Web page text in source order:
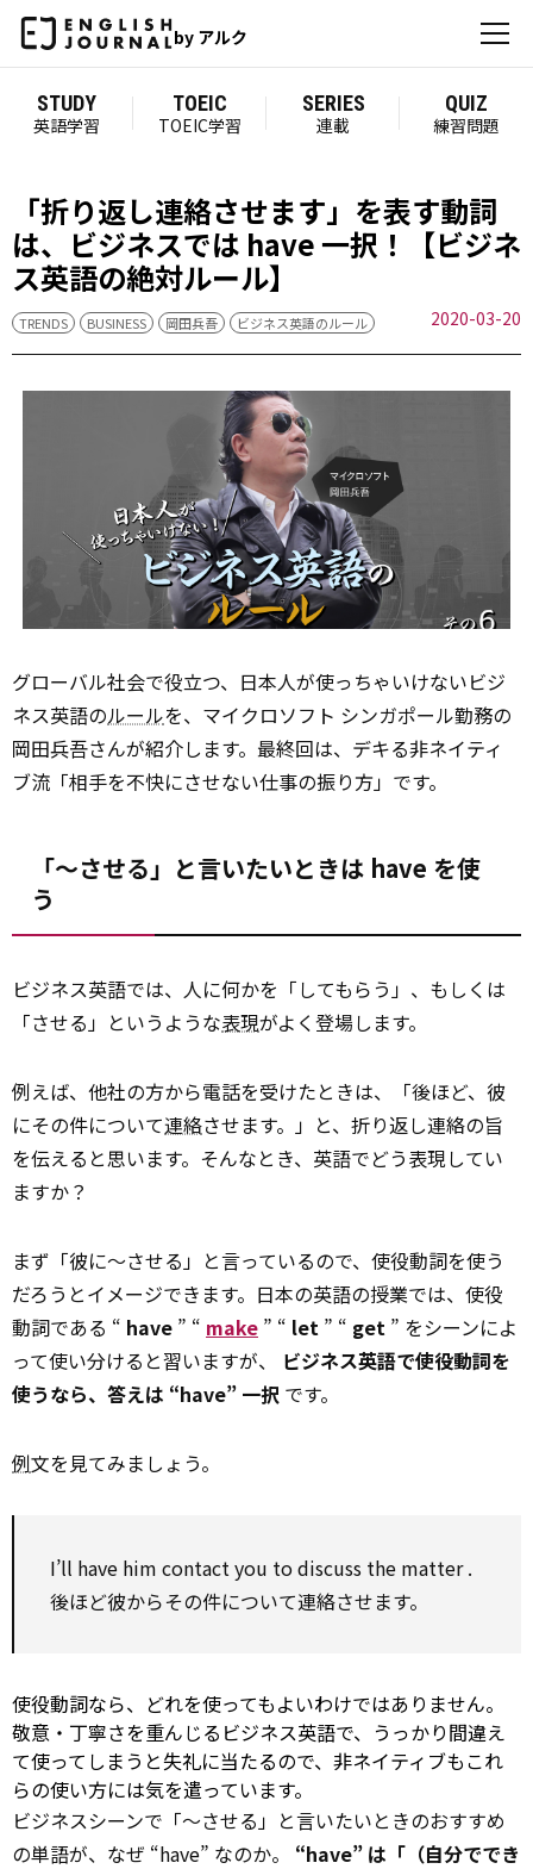
by アルク
STUDY
英語学習
TOEIC
TOEIC学習
SERIES
連載
QUIZ
練習問題
「折り返し連絡させます」を表す動詞
は、ビジネスでは have 一択！【ビジネ
ス英語の絶対ルール】
TRENDS BUSINESS 岡田兵吾 ビジネス英語のルール 2020-03-20
グローバル社会で役立つ、日本人が使っちゃいけないビジ
ネス英語のルールを、マイクロソフト シンガポール勤務の
岡田兵吾さんが紹介します。最終回は、デキる非ネイティ
ブ流「相手を不快にさせない仕事の振り方」です。
「～させる」と言いたいときは have を使
う
ビジネス英語では、人に何かを「してもらう」、もしくは
「させる」というような表現がよく登場します。
例えば、他社の方から電話を受けたときは、「後ほど、彼
にその件について連絡させます。」と、折り返し連絡の旨
を伝えると思います。そんなとき、英語でどう表現してい
ますか？
まず「彼に～させる」と言っているので、使役動詞を使う
だろうとイメージできます。日本の英語の授業では、使役
動詞である “ have ” “ make ” “ let ” “ get ” をシーンによ
って使い分けると習いますが、 ビジネス英語で使役動詞を
使うなら、答えは “have” 一択 です。
例文を見てみましょう。
I’ll have him contactyou todiscuss the matter.
後ほど彼からその件について連絡させます。
使役動詞なら、どれを使ってもよいわけではありません。
敬意・丁寧さを重んじるビジネス英語で、うっかり間違え
て使ってしまうと失礼に当たるので、非ネイティブもこれ
らの使い方には気を遣っています。
ビジネスシーンで「～させる」と言いたいときのおすすめ
の単語が、なぜ “have” なのか。 “have” は「（自分ででき